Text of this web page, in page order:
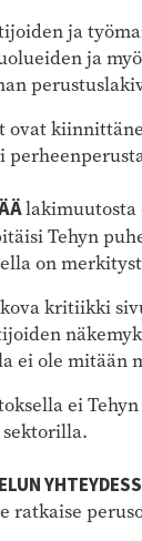
ja
ja
ovat
lakimuutosta
Tehyn
on
kritiikki
ei ole mitään
ei
ratkaise